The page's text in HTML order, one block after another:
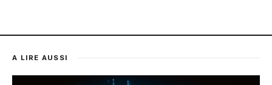
A LIRE AUSSI